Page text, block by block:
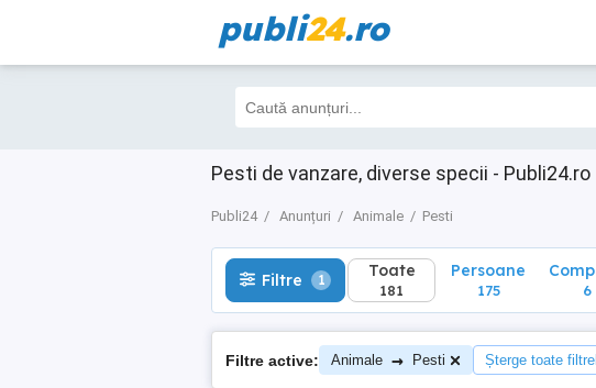
publi24.ro
Pesti de vanzare, diverse specii - Publi24.ro
Publi24 Anunțuri Animale Pesti
Filtre 1 Toate
181
Filtre 1 Toate
181
Persoane
175 6
Filtre active: Animale → Pesti Șterge toate